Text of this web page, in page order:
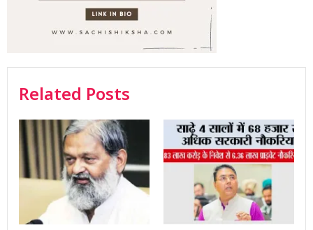
Related Posts